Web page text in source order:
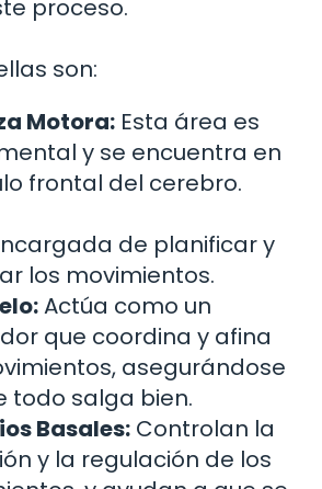
proceso.
son:
Motora: Esta área es
y se encuentra en
frontal del cerebro.
de planificar y
los movimientos.
Actúa como un
que coordina y afina
asegurándose
todo salga bien.
Basales: Controlan la
y la regulación de los